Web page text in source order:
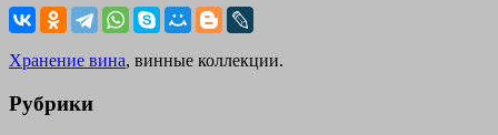
Хранение вина, винные коллекции.
Рубрики